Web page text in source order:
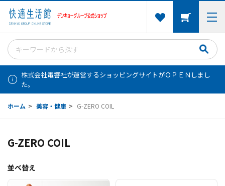
株式会社電響社が運営するショッピングサイトがＯＰＥＮしまし
た。
ホーム > 美容・健康 > G-ZERO COIL
G-ZERO COIL
並べ替え